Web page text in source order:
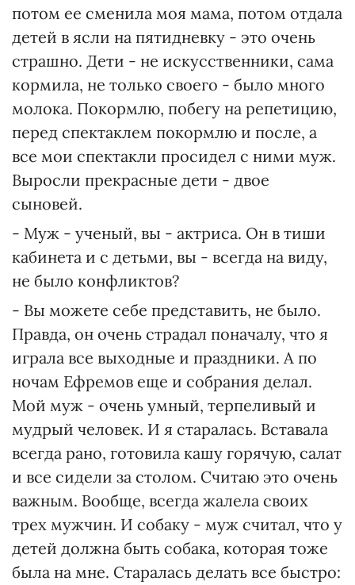
потом ее сменила моя мама, потом отдала
детей в ясли на пятидневку - это очень
страшно. Дети - не искусственники, сама
кормила, не только своего - было много
молока. Покормлю, побегу на репетицию,
перед спектаклем покормлю и после, а
все мои спектакли просидел с ними муж.
Выросли прекрасные дети - двое
сыновей.
- Муж - ученый, вы - актриса. Он в тиши
кабинета и с детьми, вы - всегда на виду,
не было конфликтов?
- Вы можете себе представить, не было.
Правда, он очень страдал поначалу, что я
играла все выходные и праздники. А по
ночам Ефремов еще и собрания делал.
Мой муж - очень умный, терпеливый и
мудрый человек. И я старалась. Вставала
всегда рано, готовила кашу горячую, салат
и все сидели за столом. Считаю это очень
важным. Вообще, всегда жалела своих
трех мужчин. И собаку - муж считал, что у
детей должна быть собака, которая тоже
была на мне. Старалась делать все быстро: